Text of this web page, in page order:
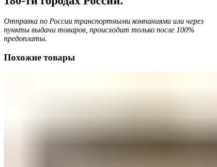
Отправка по России транспортными компаниями или через
пункты выдачи товаров, происходит только после 100%
предоплаты.
Похожие товары